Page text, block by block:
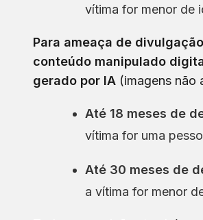
vítima for menor de
Para ameaça de
conteúdo manipulado
gerado por IA (imagens não
Até 18 meses de
vítima for uma
Até 30 meses de
a vítima for menor